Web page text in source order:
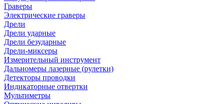
Граверы
Электрические граверы
Дрели
Дрели ударные
Дрели безударные
Дрели-миксеры
Измерительный инструмент
Дальномеры лазерные (рулетки)
Детекторы проводки
Индикаторные отвертки
Мультиметры